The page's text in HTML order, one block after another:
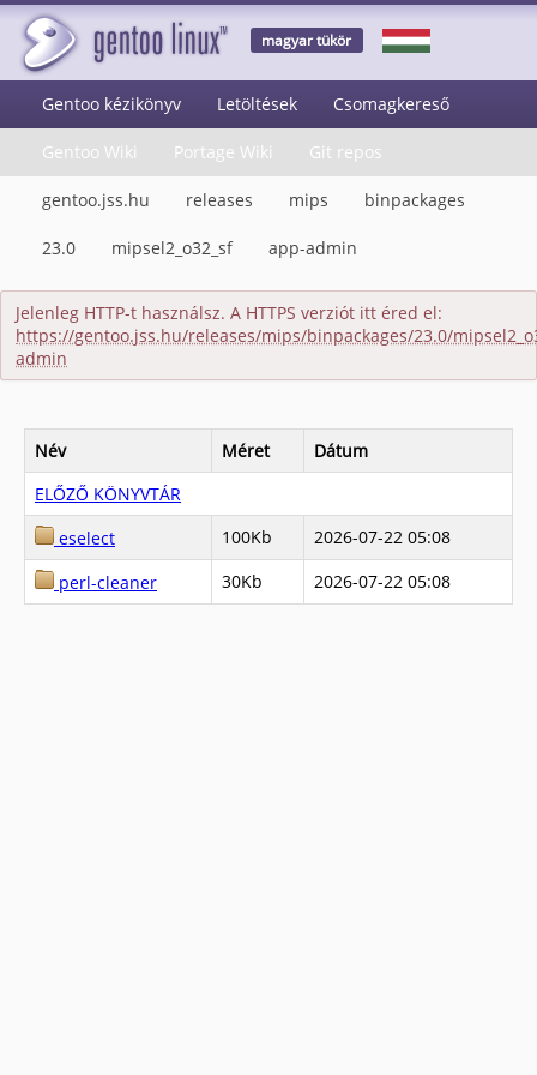
magyar tükör
Gentoo kézikönyv Letöltések Csomagkereső
Gentoo Wiki Portage Wiki Git repos
gentoo.jss.hu releases mips binpackages
23.0 mipsel2_o32_sf app-admin
Jelenleg HTTP-t használsz. A HTTPS verziót itt éred el:
https://gentoo.jss.hu/releases/mips/binpackages/23.0/
admin
Név Méret
Dátum
ELŐZŐ KÖNYVTÁR
eselect
100Kb
2026-07-22 05:08
perl-cleaner
30Kb 2026-07-22 05:08